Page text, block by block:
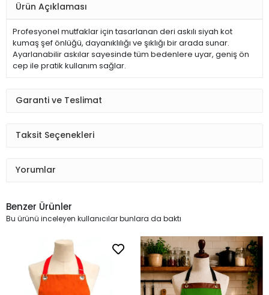
Ürün Açıklaması
Profesyonel mutfaklar için tasarlanan deri askılı siyah kot
kumaş şef önlüğü, dayanıklılığı ve şıklığı bir arada sunar.
Ayarlanabilir askılar sayesinde tüm bedenlere uyar, geniş ön
cep ile pratik kullanım sağlar.
Garanti ve Teslimat
Taksit Seçenekleri
Yorumlar
Benzer Ürünler
Bu ürünü inceleyen kullanıcılar bunlara da baktı